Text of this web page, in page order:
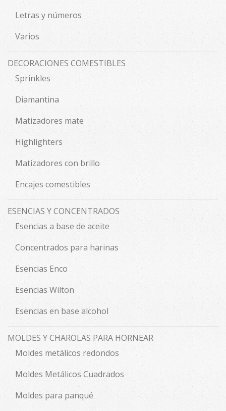
Letras y números
Varios
DECORACIONES COMESTIBLES
Sprinkles
Diamantina
Matizadores mate
Highlighters
Matizadores con brillo
Encajes comestibles
ESENCIAS Y CONCENTRADOS
Esencias a base de aceite
Concentrados para harinas
Esencias Enco
Esencias Wilton
Esencias en base alcohol
MOLDES Y CHAROLAS PARA HORNEAR
Moldes metálicos redondos
Moldes Metálicos Cuadrados
Moldes para panqué